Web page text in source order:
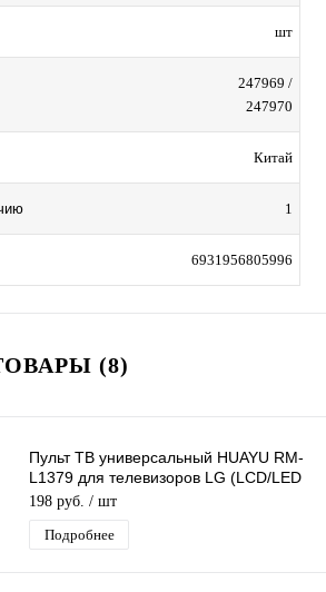
шт
247969 /
247970
Китай
1
6931956805996
(8)
Пульт ТВ универсальный HUAYU RM-
L1379 для телевизоров LG (LCD/LED
LG)
198 руб. / шт
Подробнее